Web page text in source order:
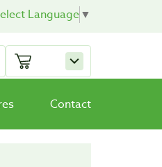
Language▼
Contact